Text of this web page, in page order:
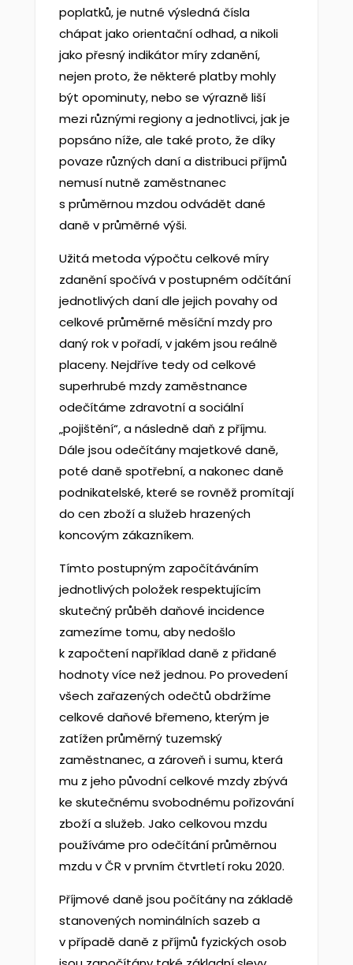
poplatků, je nutné výsledná čísla
chápat jako orientační odhad, a nikoli
jako přesný indikátor míry zdanění,
nejen proto, že některé platby mohly
být opominuty, nebo se výrazně liší
mezi různými regiony a jednotlivci, jak je
popsáno níže, ale také proto, že díky
povaze různých daní a distribuci příjmů
nemusí nutně zaměstnanec
s průměrnou mzdou odvádět dané
daně v průměrné výši.
Užitá metoda výpočtu celkové míry
zdanění spočívá v postupném odčítání
jednotlivých daní dle jejich povahy od
celkové průměrné měsíční mzdy pro
daný rok v pořadí, v jakém jsou reálně
placeny. Nejdříve tedy od celkové
superhrubé mzdy zaměstnance
odečítáme zdravotní a sociální
„pojištění“, a následně daň z příjmu.
Dále jsou odečítány majetkové daně,
poté daně spotřební, a nakonec daně
podnikatelské, které se rovněž promítají
do cen zboží a služeb hrazených
koncovým zákazníkem.
Tímto postupným započítáváním
jednotlivých položek respektujícím
skutečný průběh daňové incidence
zamezíme tomu, aby nedošlo
k započtení například daně z přidané
hodnoty více než jednou. Po provedení
všech zařazených odečtů obdržíme
celkové daňové břemeno, kterým je
zatížen průměrný tuzemský
zaměstnanec, a zároveň i sumu, která
mu z jeho původní celkové mzdy zbývá
ke skutečnému svobodnému pořizování
zboží a služeb. Jako celkovou mzdu
používáme pro odečítání průměrnou
mzdu v ČR v prvním čtvrtletí roku 2020.
Příjmové daně jsou počítány na základě
stanovených nominálních sazeb a
v případě daně z příjmů fyzických osob